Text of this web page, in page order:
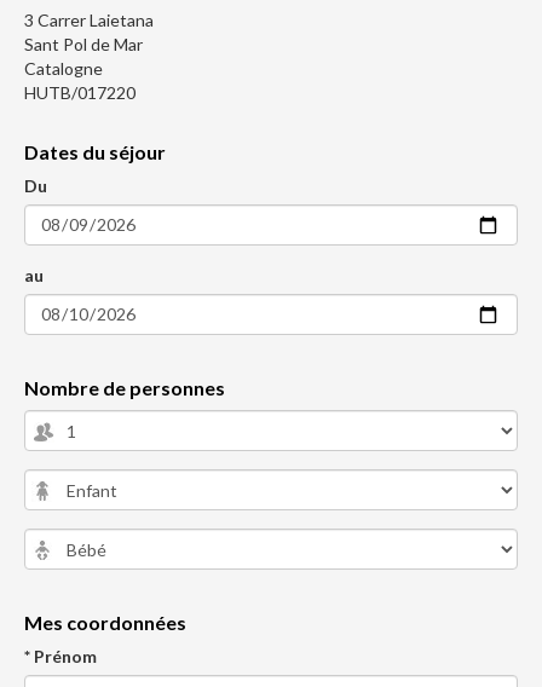
3 Carrer Laietana
Sant Pol de Mar
Catalogne
HUTB/017220
Dates du séjour
Du
au
Nombre de personnes
Mes coordonnées
* Prénom